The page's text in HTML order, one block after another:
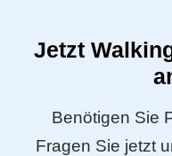
Jetzt
Benötigen Sie
Fragen Sie jetzt